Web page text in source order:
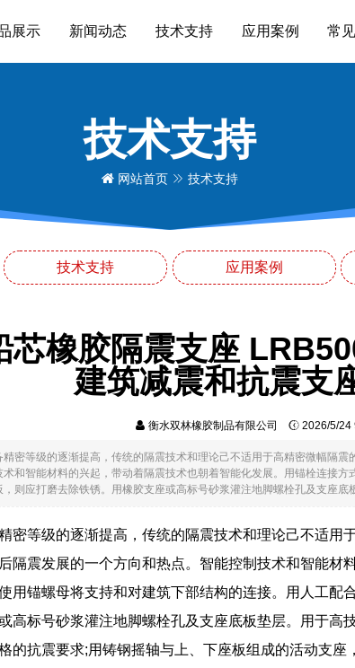
展示 新闻动态 技术支持 应用案例 常
技术支持
网站首页 技术支持
技术支持 应用案例
芯橡胶隔震支座
建筑减震和抗震支
衡水双林橡胶制品有限公司 2026/5/
精密等级的逐渐提高，传统的隔震技术和理论己不适用于高精密微幅隔
和智能材料的兴起，带动着隔震技术也朝着智能化发展。用锚栓连接
则应打磨去除铁锈。用橡胶支座或高标号砂浆灌注地脚螺栓孔及支座底
密等级的逐渐提高，传统的隔震技术和理论己不适用
隔震发展的一个方向和热点。智能控制技术和智能材
用锚螺母将支持和对建筑下部结构的连接。用人工配
高标号砂浆灌注地脚螺栓孔及支座底板垫层。用于高
的抗震要求;用铸钢摇轴与上、下座板组成的活动支座